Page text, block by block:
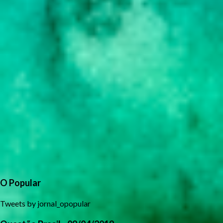
O Popular
Tweets by jornal_opopular